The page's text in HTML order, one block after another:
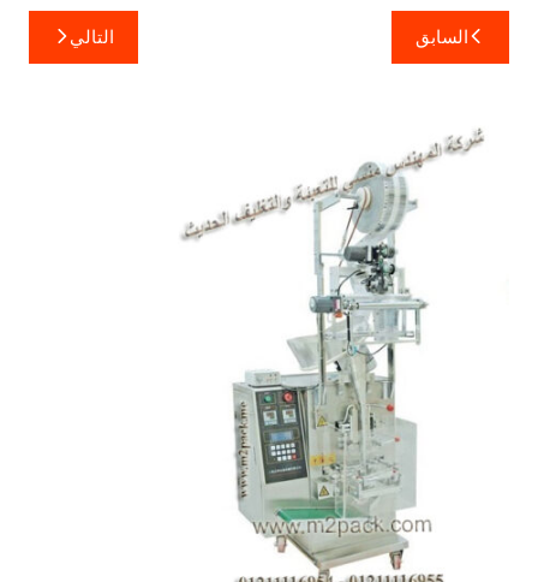
تصفّح
المقالات
السابق التالي